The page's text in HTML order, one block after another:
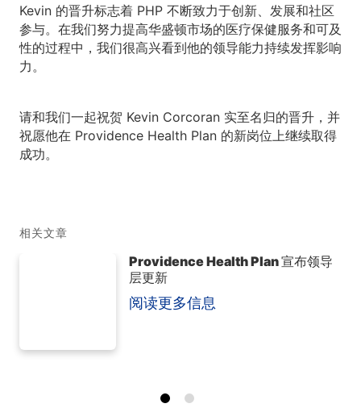
Kevin 的晋升标志着 PHP 不断致力于创新、发展和社区
参与。在我们努力提高华盛顿市场的医疗保健服务和可及
性的过程中，我们很高兴看到他的领导能力持续发挥影响
力。
请和我们一起祝贺 Kevin Corcoran 实至名归的晋升，并
祝愿他在 Providence Health Plan 的新岗位上继续取得
成功。
相关文章
Providence Health Plan 宣布领导
层更新
阅读更多信息